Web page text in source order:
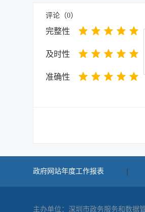
评论（0）
完整性
及时性
准确性
政府网站年度工作报表
主办单位：深圳市政务服务和数据